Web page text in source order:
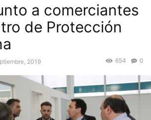
a comerciantes
de Protección
2019 0
654